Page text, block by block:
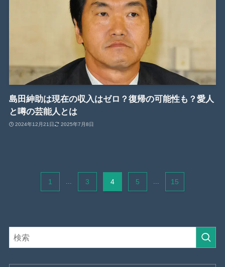
島田紳助は現在の収入はゼロ？復帰の可能性も？愛人
と噂の芸能人とは
2024年12月21日 2025年7月8日
1 ... 3 4 5 ... 15